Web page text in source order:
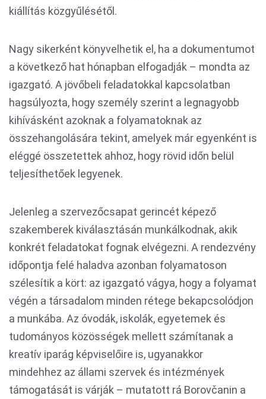
kiállítás közgyűlésétől.
Nagy sikerként könyvelhetik el, ha a dokumentumot
a következő hat hónapban elfogadják – mondta az
igazgató. A jövőbeli feladatokkal kapcsolatban
hagsúlyozta, hogy személy szerint a legnagyobb
kihívásként azoknak a folyamatoknak az
összehangolására tekint, amelyek már egyenként is
eléggé összetettek ahhoz, hogy rövid időn belül
teljesíthetőek legyenek.
Jelenleg a szervezőcsapat gerincét képező
szakemberek kiválasztásán munkálkodnak, akik
konkrét feladatokat fognak elvégezni. A rendezvény
időpontja felé haladva azonban folyamatoson
szélesítik a kört: az igazgató vágya, hogy a folyamat
végén a társadalom minden rétege bekapcsolódjon
a munkába. Az óvodák, iskolák, egyetemek és
tudományos közösségek mellett számítanak a
kreatív iparág képviselőire is, ugyanakkor
mindehhez az állami szervek és intézmények
támogatását is várják – mutatott rá Borovčanin a